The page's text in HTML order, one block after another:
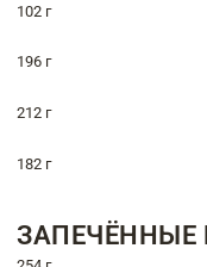
102 г
196 г
212 г
182 г
ЗАПЕЧЁННЫЕ